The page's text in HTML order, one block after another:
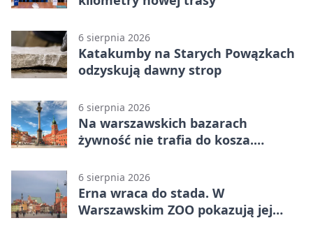
6 sierpnia 2026
Katakumby na Starych Powązkach
odzyskują dawny strop
6 sierpnia 2026
Na warszawskich bazarach
żywność nie trafia do kosza.
6 sierpnia 2026
Erna wraca do stada. W
Warszawskim ZOO pokazują jej